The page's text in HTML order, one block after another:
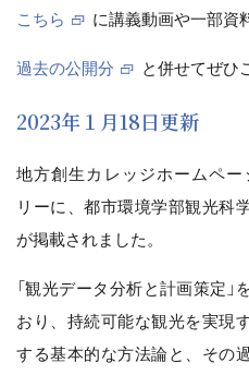
こちら に講義動画や一部資
過去の公開分 と併せてぜひ
2023年１月18日更新
地方創生カレッジホームペ
リーに、都市環境学部観光
が掲載されました。
「観光データ分析と計画策定
おり、持続可能な観光を実現
する基本的な方法論と、その